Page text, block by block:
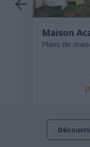
Maison
Plans de